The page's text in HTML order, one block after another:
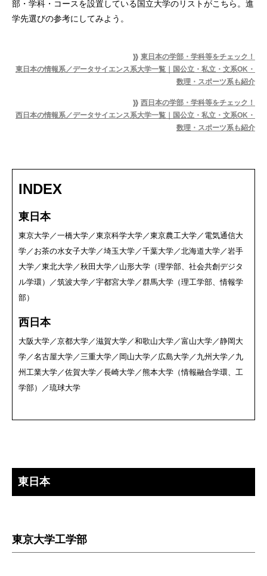
部・学科・コースを設置している国立大学のリストがこちら。進
学先選びの参考にしてみよう。
東日本の学部・学科等をチェック！
東日本の情報系／データサイエンス系大学一覧｜国公立・私立・文系OK・
数理・スポーツ系も紹介
西日本の学部・学科等をチェック！
西日本の情報系／データサイエンス系大学一覧｜国公立・私立・文系OK・
数理・スポーツ系も紹介
INDEX
東日本
東京大学／一橋大学／東京科学大学／東京農工大学／ 電気通信大
学／ お茶の水女子大学／埼玉大学／千葉大学／北海道大学／岩手
大学／東北大学／秋田大学／ 山形大学 （理学部、 社会共創デジタ
ル学環）／筑波大学／宇都宮大学／群馬大学 （理工学部、情報学
部）
西日本
大阪大学／京都大学／滋賀大学／和歌山大学／富山大学／静岡大
学／名古屋大学／三重大学／ 岡山大学／ 広島大学／ 九州大学／ 九
州工業大学／佐賀大学／長崎大学／熊本大学 （情報融合学環、 工
学部）／琉球大学
東日本
東京大学工学部